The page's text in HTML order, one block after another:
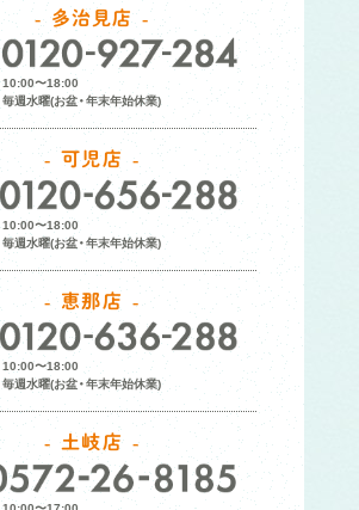
多治見店
10:00〜18:00
毎週水曜(お盆・年末年始休業)
可児店
10:00〜18:00
毎週水曜(お盆・年末年始休業)
恵那店
10:00〜18:00
毎週水曜(お盆・年末年始休業)
土岐店